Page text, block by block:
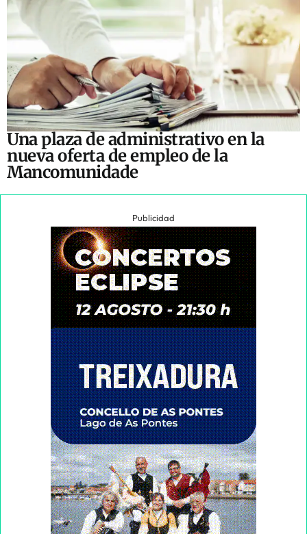
Una plaza de administrativo en la
nueva oferta de empleo de la
Mancomunidade
Publicidad